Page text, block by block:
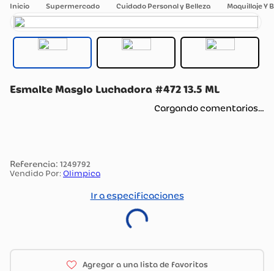
Supermercado Cuidado Personal y Belleza Maquillaje Y
Esmalte Masglo Luchadora #472 13.5 ML
Cargando comentarios…
: 1249792
Vendido Por: Olimpica
Ir a especificaciones